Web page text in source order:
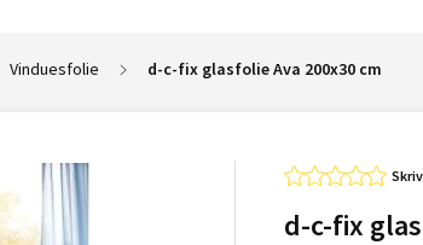
Vinduesfolie d-c-fix glasfolie Ava 200x30 cm
d-c-fix